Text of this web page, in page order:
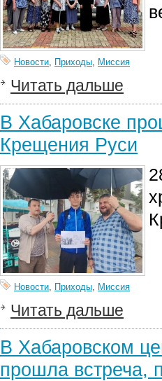
Новости, Приходы, Миссия
Читать дальше
В Хабаровске
Крещения Руси
Новости, Приходы, Миссия
Читать дальше
В Хабаровском
прошла встреча,